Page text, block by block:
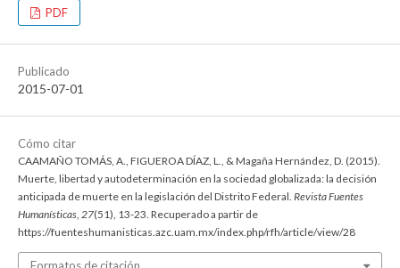
PDF
Publicado
2015-07-01
Cómo citar
CAAMAÑO TOMÁS, A., FIGUEROA DÍAZ, L., & Magaña Hernández, D. (2015).
Muerte, libertad y autodeterminación en la sociedad globalizada: la decisión
anticipada de muerte en la legislación del Distrito Federal. Revista Fuentes
Humanísticas, 27(51), 13-23. Recuperado a partir de
https://fuenteshumanisticas.azc.uam.mx/index.php/rfh/article/view/28